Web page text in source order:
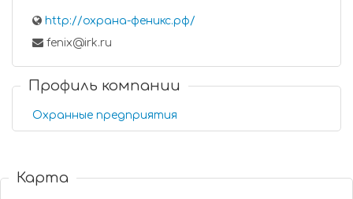
http://охрана-феникс.рф/
fenix@irk.ru
Профиль компании
Охранные предприятия
Карта